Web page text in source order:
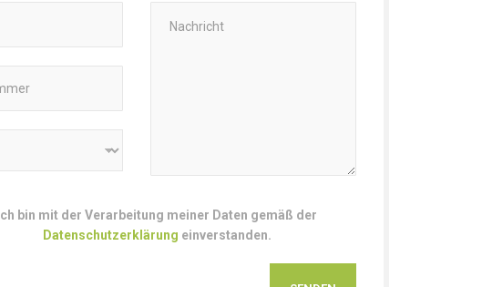
Ich bin mit der Verarbeitung meiner Daten gemäß der
Datenschutzerklärung einverstanden.